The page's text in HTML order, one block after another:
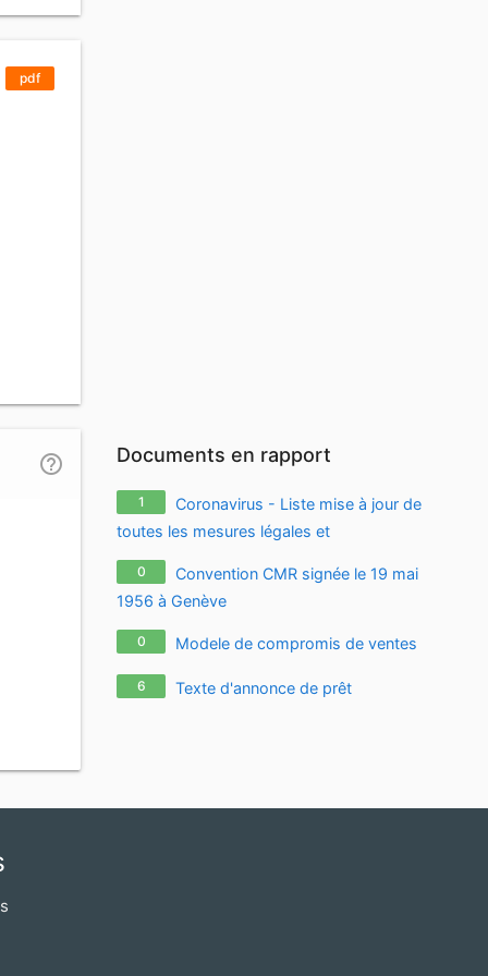
pdf
help_outline Documents en rapport
1
Coronavirus - Liste mise à jour de
toutes les mesures légales et
réglementaires relatives à l'épidémie de
coronavirus / covid-19 / sars-cov-2
0
Convention CMR signée le 19 mai
1956 à Genève
0 Modele de compromis de ventes
6 Texte d'annonce de prêt